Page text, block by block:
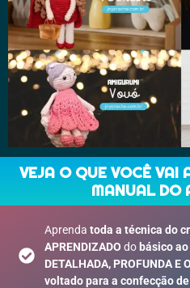
VEJA O QUE VOCÊ VAI
MANUAL DO
Aprenda toda a técnica do
APRENDIZADO do básico
DETALHADA, PROFUNDA
voltado para a confecção de